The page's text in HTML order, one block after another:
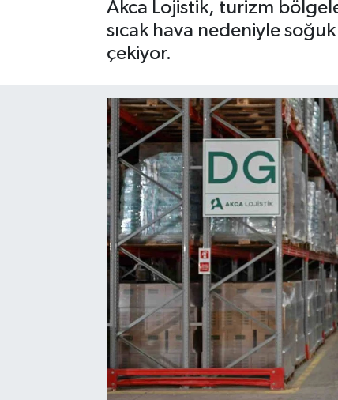
Akca Lojistik, turizm
sıcak hava nedeniyle
çekiyor.
Gayrimenkul